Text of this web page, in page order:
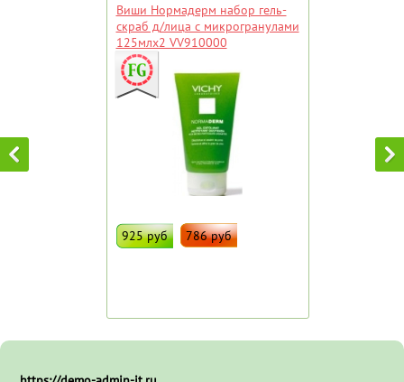
Виши Нормадерм набор гель-
скраб д/лица с микрогранулами
125млх2 VV910000
925 руб 786 руб